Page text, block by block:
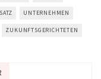
UNTERNEHMEN
ZUKUNFTSGERICHTETEN